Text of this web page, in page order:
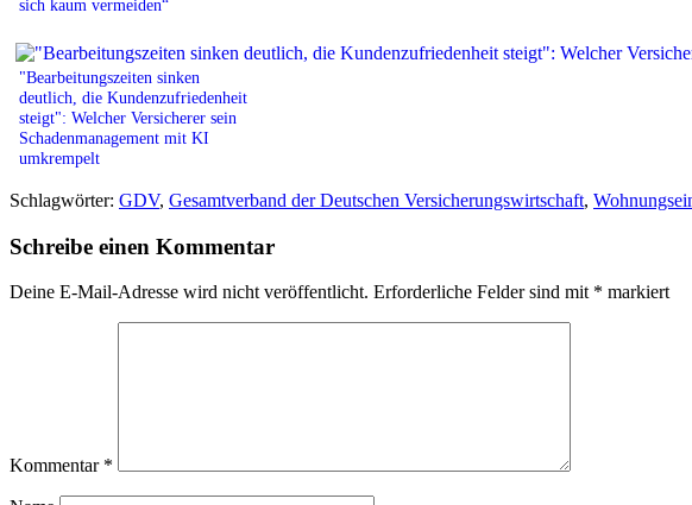
sich kaum vermeiden“
"Bearbeitungszeiten sinken
deutlich, die Kundenzufriedenheit
steigt": Welcher Versicherer sein
Schadenmanagement mit KI
umkrempelt
Schlagwörter: GDV, Gesamtverband der Deutschen Versicherungswirtschaft,
Schreibe einen Kommentar
Deine E-Mail-Adresse wird nicht veröffentlicht. Erforderliche Felder sind mit * markiert
Kommentar *